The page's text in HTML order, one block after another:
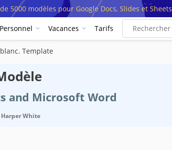
5000 modèles pour Google Docs, Slides et Sheets
Personnel Vacances Tarifs
Template
and Microsoft Word
Harper White